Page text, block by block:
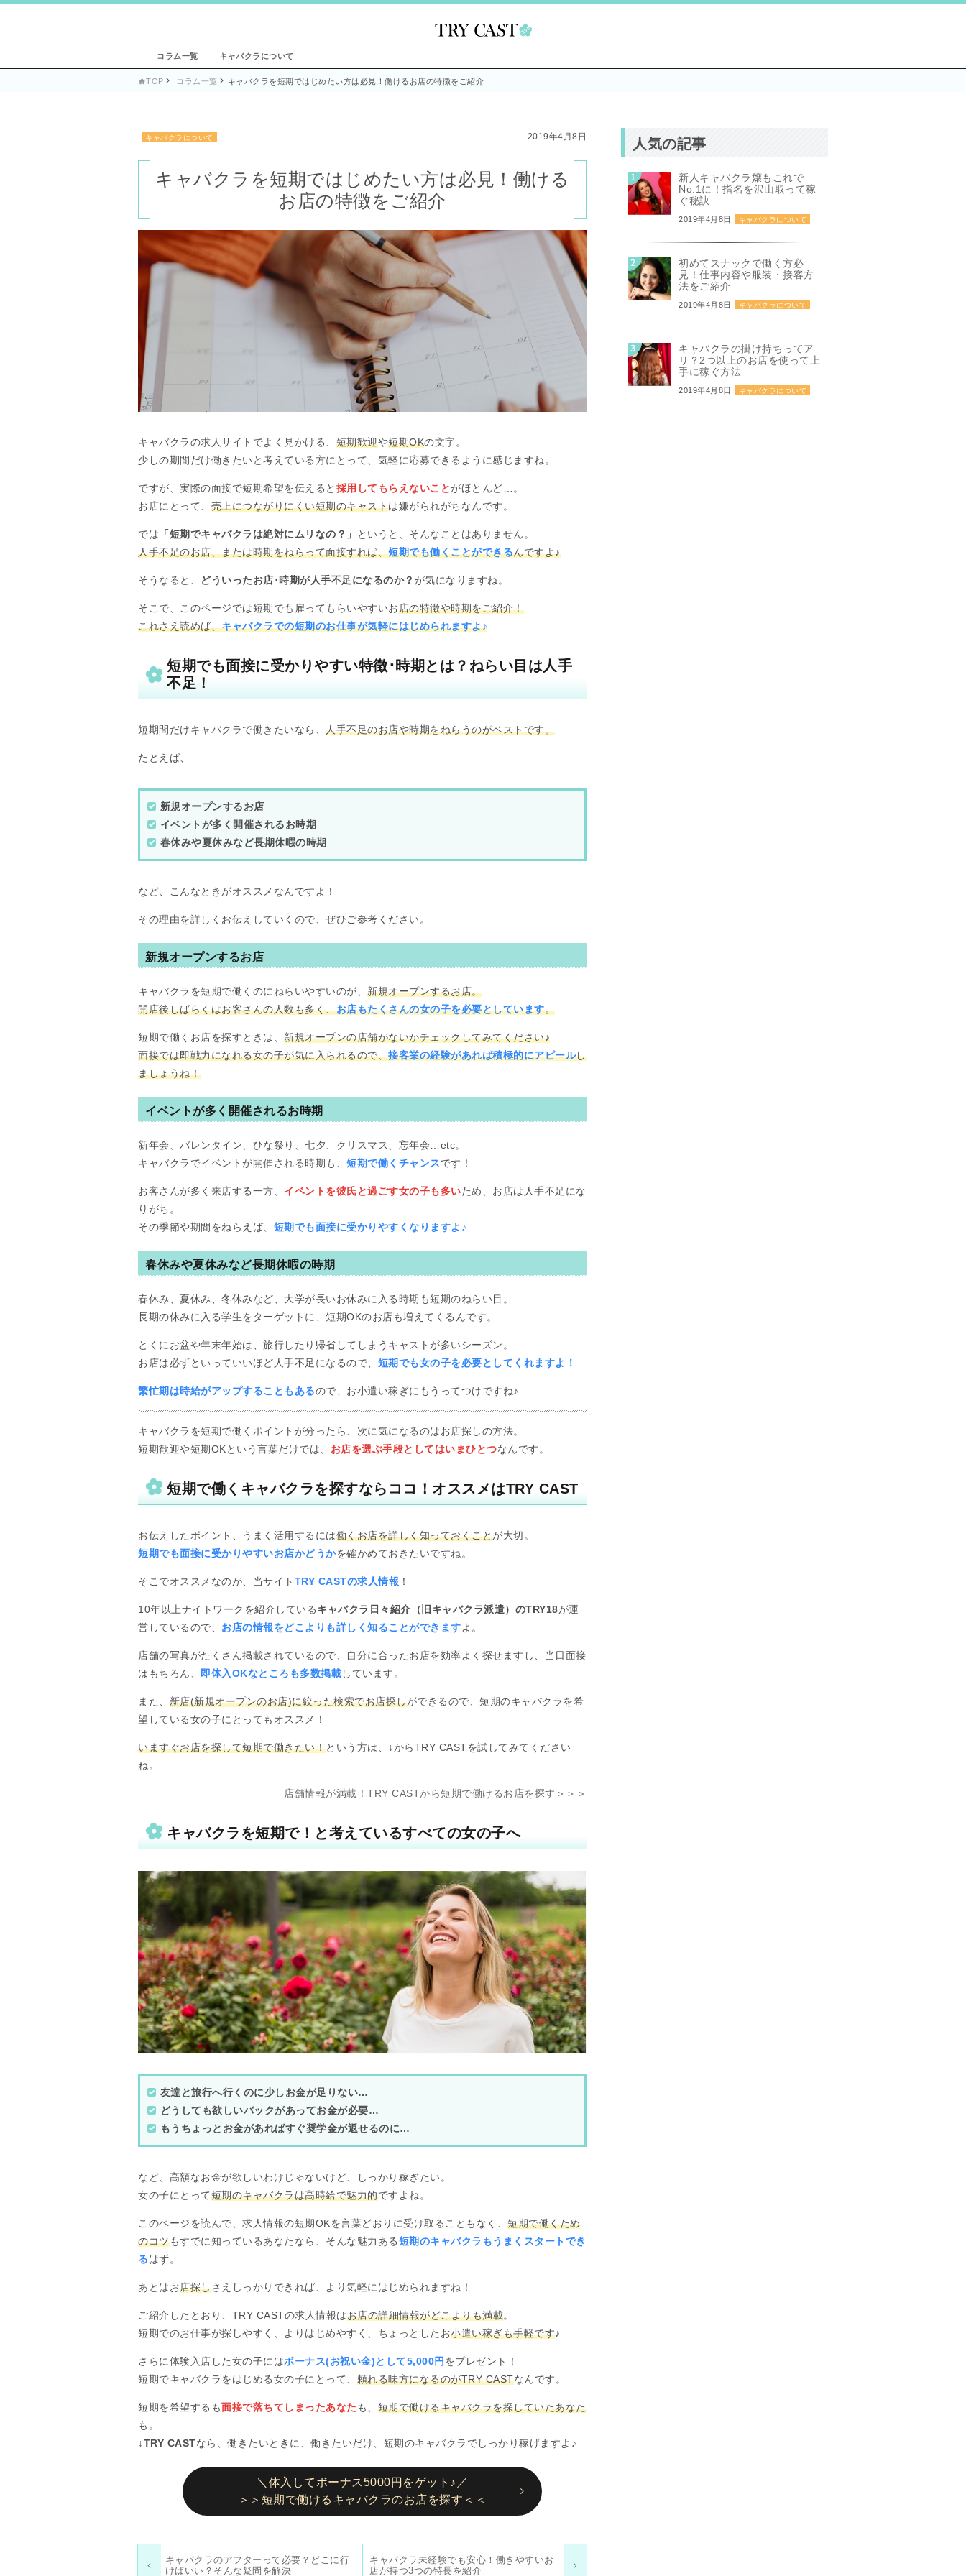
コラム一覧 キャバクラについて
TOP コラム一覧 キャバクラを短期ではじめたい方は必見！働けるお店の特徴をご紹介
キャバクラについて 2019年4月8日
キャバクラを短期ではじめたい方は必見！働ける
お店の特徴をご紹介
キャバクラの求人サイトでよく見かける、 短期歓迎や短期OKの文字。
少しの期間だけ働きたいと考えている方にとって、気軽に応募できるように感じますね。
ですが、実際の面接で短期希望を伝えると 採用してもらえないことがほとんど…。
お店にとって、 売上につながりにくい短期のキャストは嫌がられがちなんです。
では 「短期でキャバクラは絶対にムリなの？」
というと、そんなことはありません。
人手不足のお店、または時期をねらって面接すれば、短期でも働くことができるんですよ♪
そうなると、 どういったお店･時期が人手不足になるのか？ が気になりますね。
そこで、このページでは短期でも雇ってもらいやすいお店の特徴や時期をご紹介！
これさえ読めば、キャバクラでの短期のお仕事が気軽にはじめられますよ♪
短期でも面接に受かりやすい特徴･時期とは？ねらい目は人手
不足！
短期間だけキャバクラで働きたいなら、 人手不足のお店や時期をねらうのがベストです。
たとえば、
新規オープンするお店
イベントが多く開催されるお時期
春休みや夏休みなど長期休暇の時期
など、こんなときがオススメなんですよ！
その理由を詳しくお伝えしていくので、ぜひご参考ください。
新規オープンするお店
キャバクラを短期で働くのにねらいやすいのが、 新規オープンするお店。
開店後しばらくはお客さんの人数も多く、お店もたくさんの女の子を必要としています。
短期で働くお店を探すときは、 新規オープンの店舗がないかチェックしてみてください♪
面接では即戦力になれる女の子が気に入られるので、接客業の経験があれば積極的にアピールし
ましょうね！
イベントが多く開催されるお時期
新年会、バレンタイン、ひな祭り、七夕、クリスマス、忘年会…etc。
キャバクラでイベントが開催される時期も、 短期で働くチャンスです！
お客さんが多く来店する一方、 イベントを彼氏と過ごす女の子も多いため、お店は人手不足にな
りがち。
その季節や期間をねらえば、 短期でも面接に受かりやすくなりますよ♪
春休みや夏休みなど長期休暇の時期
春休み、夏休み、冬休みなど、大学が長いお休みに入る時期も短期のねらい目。
長期の休みに入る学生をターゲットに、短期OKのお店も増えてくるんです。
とくにお盆や年末年始は、旅行したり帰省してしまうキャストが多いシーズン。
お店は必ずといっていいほど人手不足になるので、 短期でも女の子を必要としてくれますよ！
繁忙期は時給がアップすることもあるので、お小遣い稼ぎにもうってつけですね♪
キャバクラを短期で働くポイントが分ったら、次に気になるのはお店探しの方法。
短期歓迎や短期OKという言葉だけでは、 お店を選ぶ手段としてはいまひとつなんです。
短期で働くキャバクラを探すならココ！オススメはTRY CAST
お伝えしたポイント、うまく活用するには働くお店を詳しく知っておくことが大切。
短期でも面接に受かりやすいお店かどうかを確かめておきたいですね。
そこでオススメなのが、当サイト TRY CASTの求人情報 ！
10年以上ナイトワークを紹介しているキャバクラ日々紹介（旧キャバクラ派遣）のTRY18が運
営しているので、 お店の情報をどこよりも詳しく知ることができますよ。
店舗の写真がたくさん掲載されているので、自分に合ったお店を効率よく探せますし、当日面接
はもちろん、
即体入OKなところも多数掲載しています。
また、 新店(新規オープンのお店)に絞った検索でお店探しができるので、短期のキャバクラを希
望している女の子にとってもオススメ！
いますぐお店を探して短期で働きたい！という方は、↓からTRY CASTを試してみてください
ね。
店舗情報が満載！TRY CASTから短期で働けるお店を探す＞＞＞
キャバクラを短期で！と考えているすべての女の子へ
友達と旅行へ行くのに少しお金が足りない…
どうしても欲しいバックがあってお金が必要…
もうちょっとお金があればすぐ奨学金が返せるのに…
など、高額なお金が欲しいわけじゃないけど、しっかり稼ぎたい。
女の子にとって短期のキャバクラは高時給で魅力的ですよね。
このページを読んで、求人情報の短期OKを言葉どおりに受け取ることもなく、 短期で働くため
のコツもすでに知っているあなたなら、そんな魅力ある短期のキャバクラもうまくスタートでき
るはず。
あとはお店探しさえしっかりできれば、より気軽にはじめられますね！
ご紹介したとおり、TRY CASTの求人情報はお店の詳細情報がどこよりも満載。
短期でのお仕事が探しやすく、よりはじめやすく、ちょっとしたお小遣い稼ぎも手軽です♪
さらに体験入店した女の子にはボーナス(お祝い金)として5,000円 をプレゼント！
短期でキャバクラをはじめる女の子にとって、 頼れる味方になるのがTRY CASTなんです。
短期を希望するも面接で落ちてしまったあなた も、 短期で働けるキャバクラを探していたあなた
も。
↓TRY CASTなら、働きたいときに、働きたいだけ、短期のキャバクラでしっかり稼げますよ♪
＼体入してボーナス5000円をゲット♪／
＞＞短期で働けるキャバクラのお店を探す＜＜
キャバクラのアフターって必要？どこに行
けばいい？そんな疑問を解決
キャバクラ未経験でも安心！働きやすいお
店が持つ3つの特長を紹介
人気の記事
新人キャバクラ嬢もこれで
No.1に！指名を沢山取って稼
ぐ秘訣
2019年4月8日 キャバクラについて
初めてスナックで働く方必
見！仕事内容や服装・接客方
法をご紹介
2019年4月8日 キャバクラについて
キャバクラの掛け持ちってア
リ？2つ以上のお店を使って上
手に稼ぐ方法
2019年4月8日 キャバクラについて